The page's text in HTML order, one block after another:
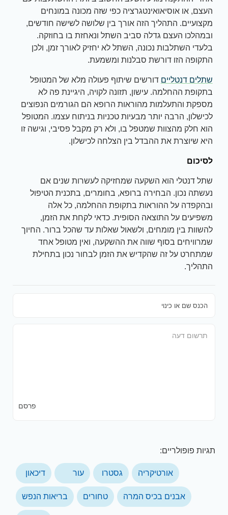
העצם, או אוסיאואינטגרציה כפי שזה מכונה במונחים
מקצועיים. התהליך הזה אורך בין שלושה לשישה חודשים,
ובמהלכו העצם גדלה סביב השתל ונאחזת בו בחוזקה.
בלעדי השתלבות נכונה, השתל לא יחזיק לאורך זמן, ולכן
התקופה הזו דורשת סבלנות ומשמעת.
שתלים דנטליים דורשים שיתוף פעולה מלא של המטופל
בתקופת ההחלמה. עישון, תזונה לקויה, היגיינת פה לא
מספקת והתעלמות מהוראות הרופא הם הגורמים הנפוצים
לכישלון, הרבה יותר מבעיות טכניות בניתוח עצמו. המטופל
הוא חלק מהצוות שמטפל בו, ולא רק מקבל פסיבי, וגישה זו
היא שיוצרת את ההבדל בין הצלחה לכישלון.
לסיכום
שתל דנטלי הוא השקעה שמחזיקה לעשרות שנים אם
נעשתה נכון. הבחירה ברופא, בחומרים, בתכנית הטיפול
ובהקפדה על ההוראות בתקופת ההחלמה, כל אלה
משפיעים על התוצאה הסופית. כדאי לקחת את הזמן,
להשוות בין מומחים, ולשאול שאלות עד שהכל ברור. החיוך
שמרוויחים בסוף שווה את ההשקעה, ואין מטופל אחד
שמתחרט על זה שהקדיש את הזמן לבחור נכון בתחילת
התהליך.
פרסם
תגיות פופולריים:
אורטיקריה גסטרו עור דיכאון
אבנים בכיס המרה טחורים בריאות הנפש